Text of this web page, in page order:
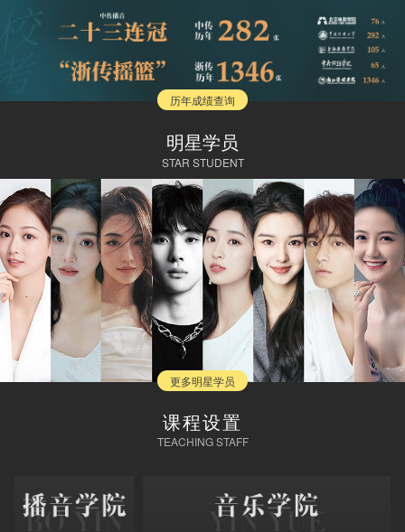
历年成绩查询
明星学员
STAR STUDENT
更多明星学员
课程设置
TEACHING STAFF